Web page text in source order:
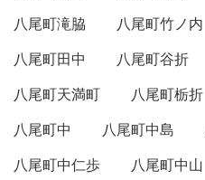
八尾町滝脇
八尾町竹ノ内
八尾町田中
八尾町谷折
八尾町天満町
八尾町栃折
八尾町中
八尾町中島
八尾町中仁歩
八尾町中山